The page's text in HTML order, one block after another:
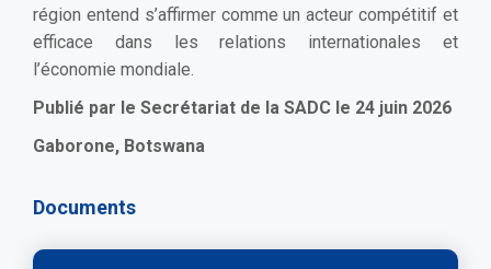
région entend s’affirmer comme un acteur compétitif et
efficace dans les relations internationales et
l’économie mondiale.
Publié par le Secrétariat de la SADC le 24 juin 2026
Gaborone, Botswana
Documents